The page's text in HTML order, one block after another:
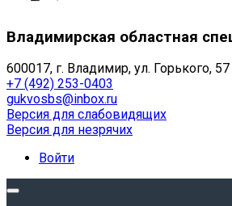
Владимирская областная
600017, г. Владимир, ул. Горького, 57
+7 (492) 253-0403
gukvosbs@inbox.ru
Версия для слабовидящих
Версия для незрячих
Войти